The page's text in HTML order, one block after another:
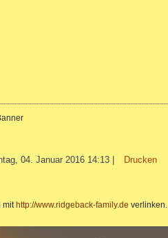
04. Januar 2016 14:13 Drucken
mit http://www.ridgeback-family.de verlinken.